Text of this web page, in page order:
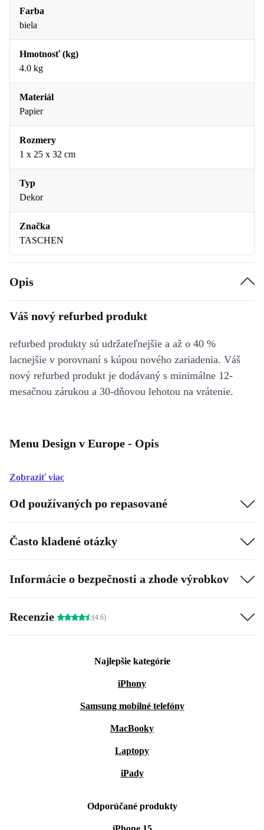
Farba
biela
Hmotnosť (kg)
4.0 kg
Materiál
Papier
Rozmery
1 x 25 x 32 cm
Typ
Dekor
Značka
TASCHEN
Opis
Váš nový refurbed produkt
refurbed produkty sú udržateľnejšie a až o 40 %
lacnejšie v porovnaní s kúpou nového zariadenia. Váš
nový refurbed produkt je dodávaný s minimálne 12-
mesačnou zárukou a 30-dňovou lehotou na vrátenie.
Menu Design v Europe - Opis
Zobraziť viac
Od používaných po repasované
Často kladené otázky
Informácie o bezpečnosti a zhode výrobkov
Recenzie (4.6)
Najlepšie kategórie
iPhony
Samsung mobilné telefóny
MacBooky
Laptopy
iPady
Odporúčané produkty